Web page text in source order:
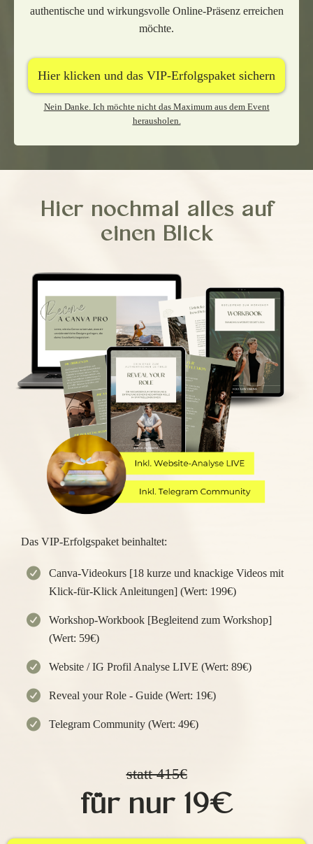
authentische und wirkungsvolle Online-Präsenz erreichen
möchte.
Hier klicken und das VIP-Erfolgspaket sichern
Nein Danke. Ich möchte nicht das Maximum aus dem Event
herausholen.
Hier nochmal alles auf
einen Blick
Das VIP-Erfolgspaket beinhaltet:
Canva-Videokurs [18 kurze und knackige Videos mit
Klick-für-Klick Anleitungen] (Wert: 199€)
​Workshop-Workbook [Begleitend zum Workshop]​
(Wert: 59€)
Website / IG Profil Analyse LIVE (Wert: 89€)
Reveal your Role - Guide (Wert: 19€)
​Telegram Community (Wert: 49€)
statt 415€
für nur 19€